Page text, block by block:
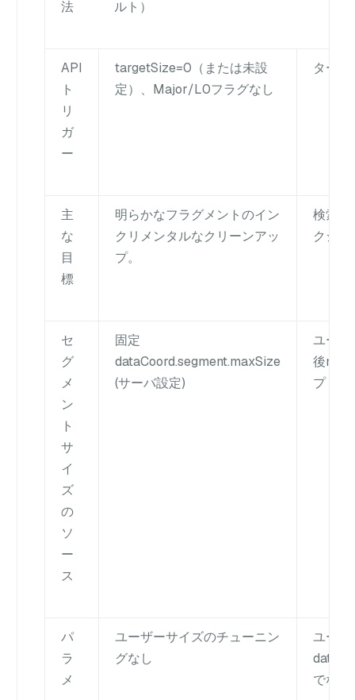
法
ルト）
API
ト
リ
ガ
ー
targetSize=0（または未設
定）、Major/L0フラグなし
ター
主
な
目
標
明らかなフラグメントのイン
クリメンタルなクリーンアッ
プ。
検索と
クシ
セ
グ
メ
ン
ト
サ
イ
ズ
の
ソ
ー
ス
固定
dataCoord.segment.maxSize
(サーバ設定)
ユー
後
プ
パ
ラ
メ
ユーザーサイズのチューニン
グなし
ユー
でな